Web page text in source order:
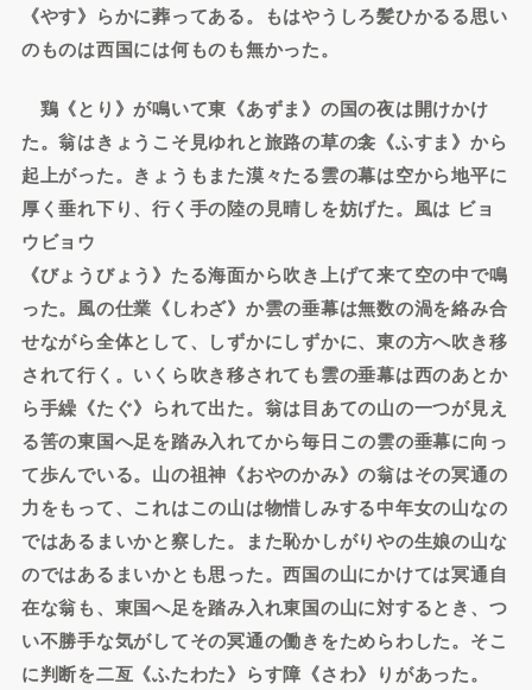
《やす》らかに葬ってある。もはやうしろ髪ひかるる思い
のものは西国には何ものも無かった。
鶏《とり》が鳴いて東《あずま》の国の夜は開けかけ
た。翁はきょうこそ見ゆれと旅路の草の衾《ふすま》から
起上がった。きょうもまた漠々たる雲の幕は空から地平に
厚く垂れ下り、行く手の陸の見晴しを妨げた。風は ビョ
ウビョウ
《びょうびょう》たる海面から吹き上げて来て空の中で鳴
った。風の仕業《しわざ》か雲の垂幕は無数の渦を絡み合
せながら全体として、しずかにしずかに、東の方へ吹き移
されて行く。いくら吹き移されても雲の垂幕は西のあとか
ら手繰《たぐ》られて出た。翁は目あての山の一つが見え
る筈の東国へ足を踏み入れてから毎日この雲の垂幕に向っ
て歩んでいる。山の祖神《おやのかみ》の翁はその冥通の
力をもって、これはこの山は物惜しみする中年女の山なの
ではあるまいかと察した。また恥かしがりやの生娘の山な
のではあるまいかとも思った。西国の山にかけては冥通自
在な翁も、東国へ足を踏み入れ東国の山に対するとき、つ
い不勝手な気がしてその冥通の働きをためらわした。そこ
に判断を二亙《ふたわた》らす障《さわ》りがあった。